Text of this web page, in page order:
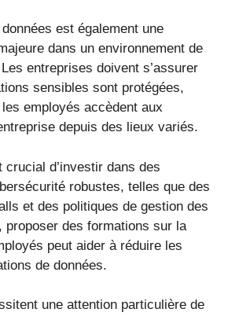
est également une
dans un environnement de
entreprises doivent s’assurer
sensibles sont protégées,
employés accèdent aux
depuis des lieux variés.
crucial d’investir dans des
robustes, telles que des
et des politiques de gestion des
proposer des formations sur la
peut aider à réduire les
de données.
une attention particulière de